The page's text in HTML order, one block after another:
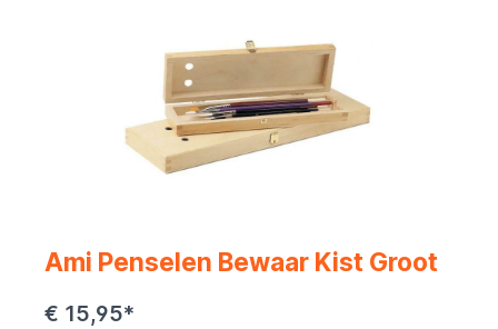
Ami Penselen Bewaar Kist Groot
€ 15,95*